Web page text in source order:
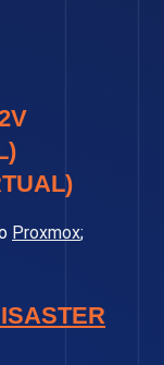
Proxmox;